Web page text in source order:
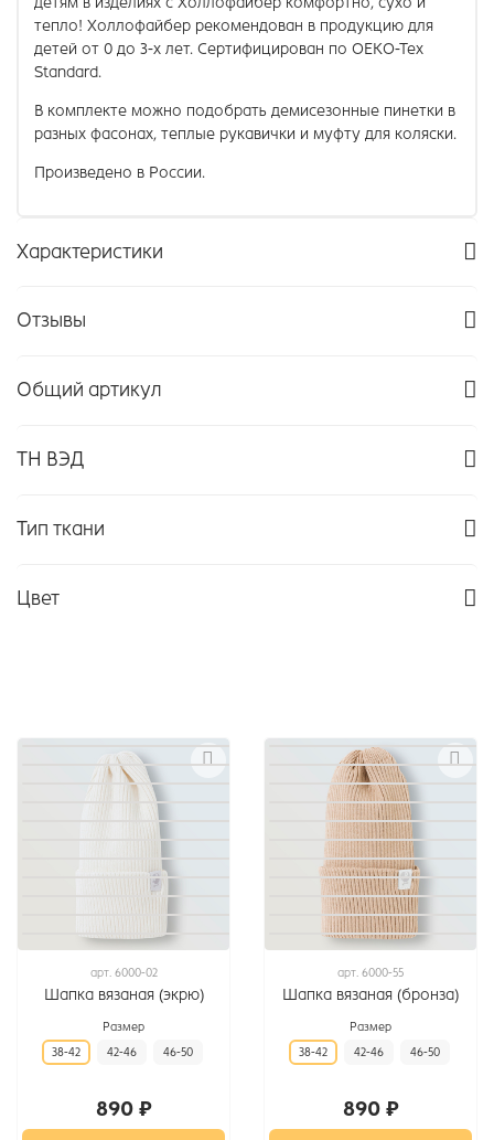
тепло! Холлофайбер рекомендован в продукцию для
детей от 0 до 3-х лет. Сертифицирован по ОЕКО-Тех
Standard.
В комплекте можно подобрать демисезонные пинетки в
разных фасонах, теплые рукавички и муфту для коляски.
Произведено в России.
Характеристики
Отзывы
Общий артикул
ТН ВЭД
Тип ткани
Цвет
арт. 6000-02
Шапка вязаная (экрю)
Размер
38-42 42-46 46-50
890 ₽
арт. 6000-55
Шапка вязаная (бронза)
Размер
38-42 42-46 46-50
890 ₽